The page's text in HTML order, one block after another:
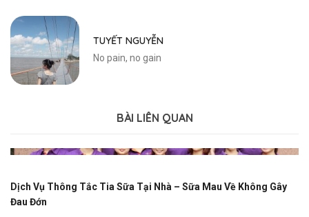
TUYẾT NGUYỄN
No pain, no gain
BÀI LIÊN QUAN
Dịch Vụ Thông Tắc Tia Sữa Tại Nhà – Sữa Mau Về Không Gây
Đau Đớn